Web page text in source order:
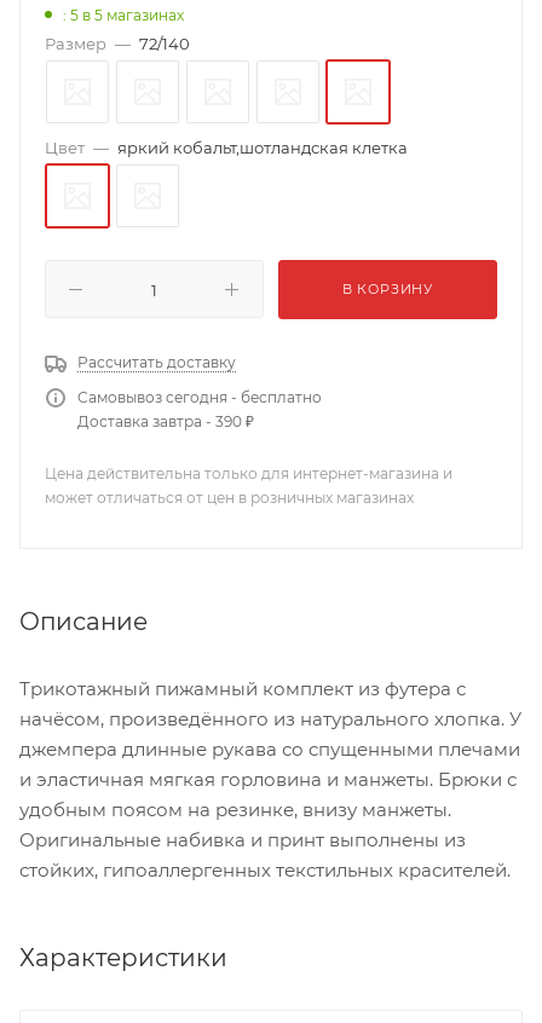
: 5 в 5 магазинах
Размер — 72/140
Цвет — яркий кобальт,шотландская клетка
В КОРЗИНУ
Рассчитать доставку
Самовывоз сегодня - бесплатно
Доставка завтра - 390 ₽
Цена действительна только для интернет-магазина и
может отличаться от цен в розничных магазинах
Описание
Трикотажный пижамный комплект из футера с
начёсом, произведённого из натурального хлопка. У
джемпера длинные рукава со спущенными плечами
и эластичная мягкая горловина и манжеты. Брюки с
удобным поясом на резинке, внизу манжеты.
Оригинальные набивка и принт выполнены из
стойких, гипоаллергенных текстильных красителей.
Характеристики